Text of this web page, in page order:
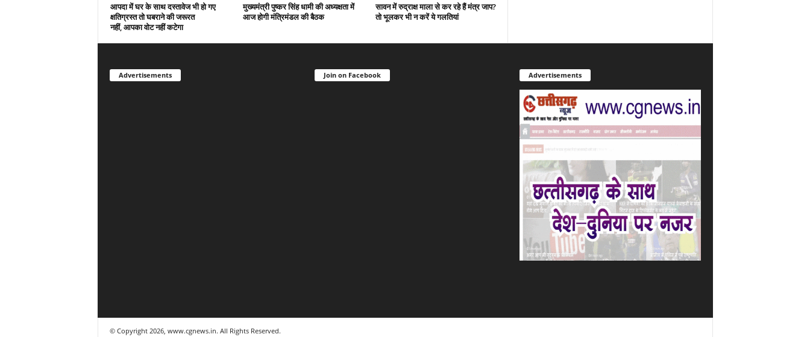
आपदा में घर के साथ दस्तावेज भी हो गए
क्षतिग्रस्त तो घबराने की जरूरत
नहीं, आपका वोट नहीं कटेगा
मुख्यमंत्री पुष्कर सिंह धामी की अध्यक्षता में
आज होगी मंत्रिमंडल की बैठक
सावन में रुद्राक्ष माला से कर रहे हैं मंत्र जाप?
तो भूलकर भी न करें ये गलतियां
Advertisements Join on Facebook Advertisements
© Copyright 2026, www.cgnews.in. All Rights Reserved.